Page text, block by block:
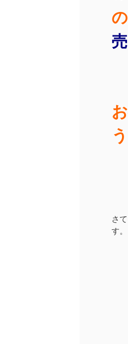
売
さ
す。